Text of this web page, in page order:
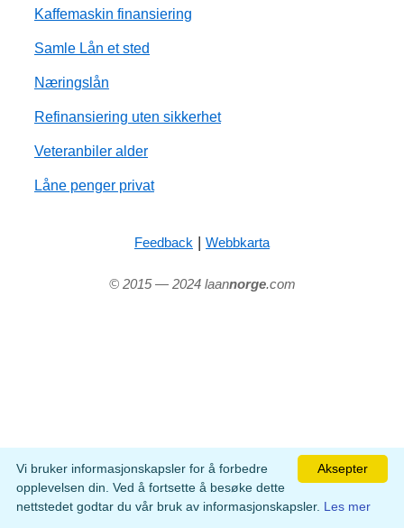
Kaffemaskin finansiering
Samle Lån et sted
Næringslån
Refinansiering uten sikkerhet
Veteranbiler alder
Låne penger privat
Feedback | Webbkarta
© 2015 — 2024 laannorge.com
Aksepter
Vi bruker informasjonskapsler for å forbedre
opplevelsen din. Ved å fortsette å besøke dette
nettstedet godtar du vår bruk av informasjonskapsler. Les mer